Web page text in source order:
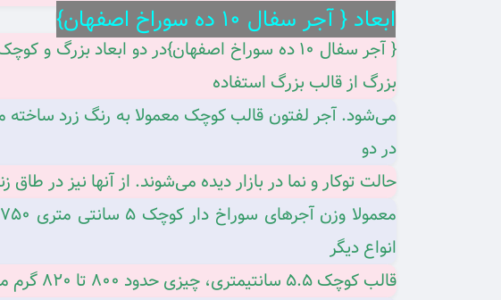
ابعاد { آجر سفال ۱۰ ده سوراخ اصفهان}
{ آجر سفال ۱۰ ده سوراخ اصفهان}در دو ابعاد
بزرگ از قالب بزرگ استفاده
می‌شود. آجر لفتون قالب کوچک معمولا به رنگ زرد ساخته
در دو
حالت توکار و نما در بازار دیده می‌شوند. از آنها نیز در
انواع دیگر
قالب کوچک 5.5 سانتیمتری، چیزی حدود 800 تا 820 گرم می‌باشد.